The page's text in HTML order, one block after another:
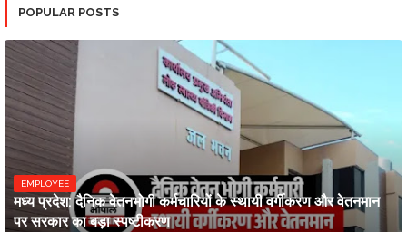
POPULAR POSTS
EMPLOYEE
मध्य प्रदेश: दैनिक वेतनभोगी कर्मचारियों के स्थायी वर्गीकरण और वेतनमान
पर सरकार का बड़ा स्पष्टीकरण